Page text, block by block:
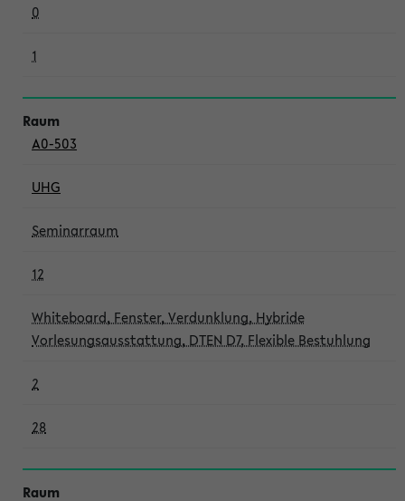
0
1
A0-503
UHG
Seminarraum
12
Whiteboard, Fenster, Verdunklung, Hybride
Vorlesungsausstattung, DTEN D7, Flexible Bestuhlung
2
28